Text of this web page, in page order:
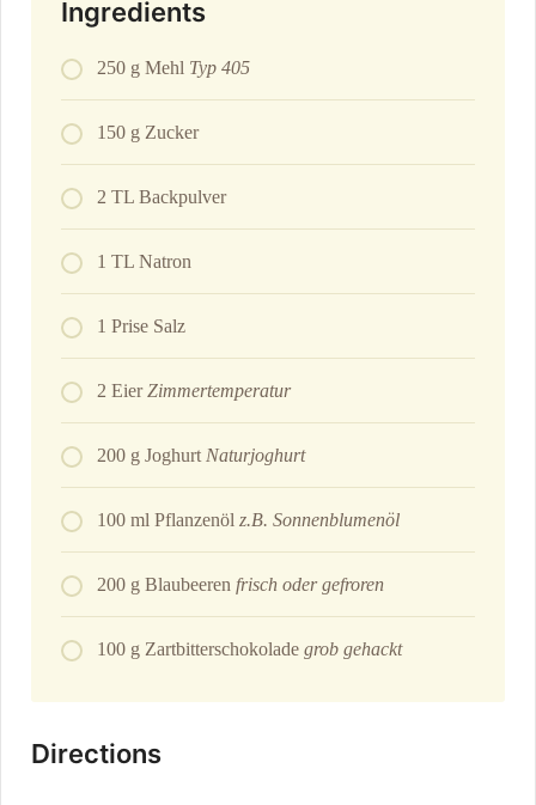
Ingredients
250 g Mehl Typ 405
150 g Zucker
2 TL Backpulver
1 TL Natron
1 Prise Salz
2 EierZimmertemperatur
200 g Joghurt Naturjoghurt
100 ml Pflanzenöl z.B. Sonnenblumenöl
200 g Blaubeeren frisch oder gefroren
100 g Zartbitterschokolade grob gehackt
Directions